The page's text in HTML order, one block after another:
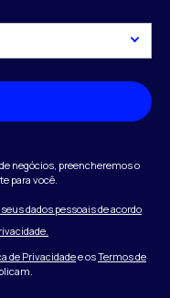
negócios, preencheremos o
para você.
dados pessoais de acordo
de Privacidadee osTermos de